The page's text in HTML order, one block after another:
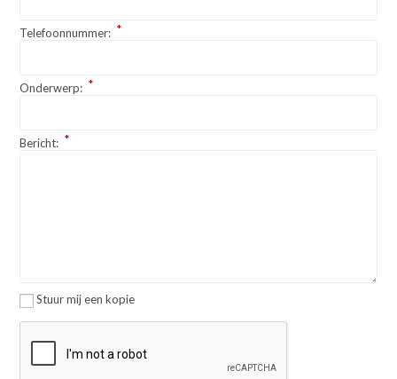
Telefoonnummer: *
Onderwerp: *
Bericht: *
Stuur mij een kopie